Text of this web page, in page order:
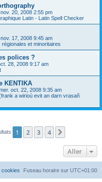
20, 2008 2:55 pm
Latin - Latin Spell Checker
17, 2008 9:45 am
et minoritaires
polices ?
28, 2008 9:17 am
KENTIKA
oct. 22, 2008 9:35 am
a wirioù evit an darn vrasañ
1 2 3 4
Aller
Fuseau horaire sur UTC+01:00
cookies